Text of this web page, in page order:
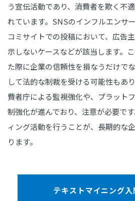
う宣伝活動であり、消費者を欺く不
れています。SNSのインフルエンサ
コミサイトでの投稿において、広告
示しないケースなどが該当します。
た際に企業の信頼性を損なうだけで
して法的な制裁を受ける可能性もあ
費者庁による監視強化や、プラット
制強化が進んでおり、注意が必要で
ィング活動を行うことが、長期的な
ります。
テキストマイニング入